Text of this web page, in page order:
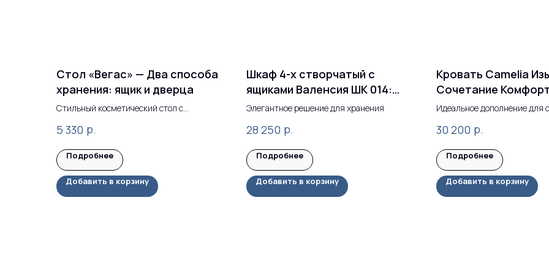
Стол «Вегас» — Два способа
хранения: ящик и дверца
Стильный косметический стол с
дверцей.
5 330 р.
Подробнее
Добавить в корзину
Шкаф 4-х створчатый с
ящиками Валенсия ШК 014:
Современный стиль и
вместительность
Элегантное решение для хранения
28 250 р.
Подробнее
Добавить в корзину
Кровать Camelia
Сочетание
Стиля
Идеальное дополнение для
30 200 р.
Подробнее
Добавить в корзину